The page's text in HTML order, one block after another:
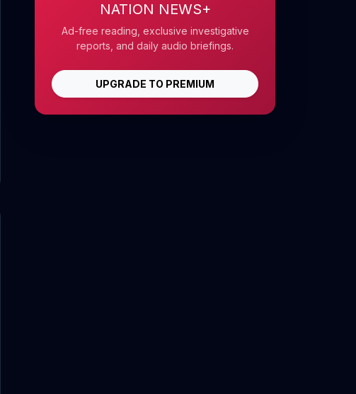
NATION NEWS+
Ad-free reading, exclusive investigative
reports, and daily audio briefings.
UPGRADE TO PREMIUM